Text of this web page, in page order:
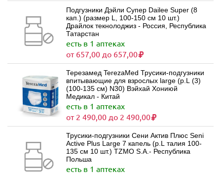
Подгузники Дэйли Супер Dailee Super (8
кап.) (размер L, 100-150 см 10 шт.)
Драйлок текнолоджиз - Россия, Республика
Татарстан
есть в 1 аптеках
от 657,00 до 657,00
Терезамед TerezaMed Трусики-подгузники
впитывающие для взрослых large (р.L (3)
(100-135 см) N30) Вэйхай Хониюй
Медикал - Китай
есть в 1 аптеках
от 2 490,00 до 2 490,00
Трусики-подгузники Сени Актив Плюс Seni
Active Plus Large 7 капель (р.L талия 100-
135 см 10 шт.) TZMO S.A.- Республика
Польша
есть в 1 аптеках